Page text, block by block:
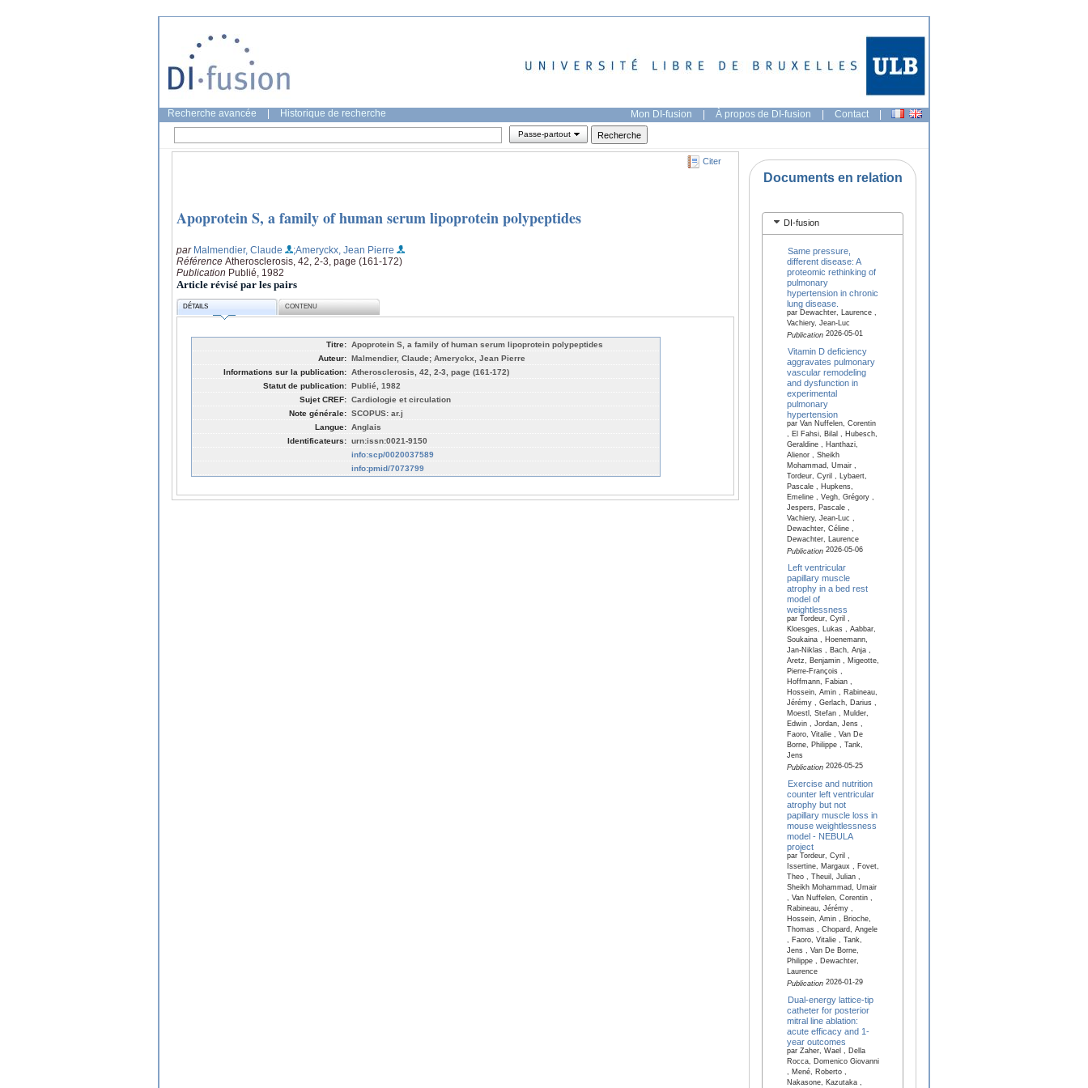
Recherche avancée Historique de recherche Mon DI-fusion | À propos de DI-fusion | Contact |
Passe-partout
Citer
Apoprotein S, a family of human serum lipoprotein polypeptides
par Malmendier, Claude
;Ameryckx, Jean Pierre
Référence Atherosclerosis, 42, 2-3, page (161-172)
Publication Publié, 1982
Article révisé par les pairs
DÉTAILS CONTENU
Titre: Apoprotein S, a family of human serum lipoprotein polypeptides
Auteur: Malmendier, Claude; Ameryckx, Jean Pierre
Informations sur la publication: Atherosclerosis, 42, 2-3, page (161-172)
Statut de publication: Publié, 1982
Sujet CREF: Cardiologie et circulation
Note générale: SCOPUS: ar.j
Langue: Anglais
Identificateurs: urn:issn:0021-9150
info:scp/0020037589
info:pmid/7073799
Documents en relation
DI-fusion
Same pressure,
different disease: A
proteomic rethinking of
pulmonary
hypertension in chronic
lung disease.
par Dewachter, Laurence ,
Vachiery, Jean-Luc
Publication2026-05-01
Vitamin D deficiency
aggravates pulmonary
vascular remodeling
and dysfunction in
experimental
pulmonary
hypertension
par Van Nuffelen, Corentin
, El Fahsi, Bilal , Hubesch,
Geraldine , Hanthazi,
Alienor , Sheikh
Mohammad, Umair ,
Tordeur, Cyril , Lybaert,
Pascale , Hupkens,
Emeline , Vegh, Grégory ,
Jespers, Pascale ,
Vachiery, Jean-Luc ,
Dewachter, Céline ,
Dewachter, Laurence
Publication2026-05-06
Left ventricular
papillary muscle
atrophy in a bed rest
model of
weightlessness
par Tordeur, Cyril ,
Kloesges, Lukas , Aabbar,
Soukaina , Hoenemann,
Jan-Niklas , Bach, Anja ,
Aretz, Benjamin , Migeotte,
Pierre-François ,
Hoffmann, Fabian ,
Hossein, Amin , Rabineau,
Jérémy , Gerlach, Darius ,
Moestl, Stefan , Mulder,
Edwin , Jordan, Jens ,
Faoro, Vitalie , Van De
Borne, Philippe , Tank,
Jens
Publication2026-05-25
Exercise and nutrition
counter left ventricular
atrophy but not
papillary muscle loss in
mouse weightlessness
model - NEBULA
project
par Tordeur, Cyril ,
Issertine, Margaux , Fovet,
Theo , Theuil, Julian ,
Sheikh Mohammad, Umair
, Van Nuffelen, Corentin ,
Rabineau, Jérémy ,
Hossein, Amin , Brioche,
Thomas , Chopard, Angele
, Faoro, Vitalie , Tank,
Jens , Van De Borne,
Philippe , Dewachter,
Laurence
Publication2026-01-29
Dual-energy lattice-tip
catheter for posterior
mitral line ablation:
acute efficacy and 1-
year outcomes
par Zaher, Wael , Della
Rocca, Domenico Giovanni
, Mené, Roberto ,
Nakasone, Kazutaka ,